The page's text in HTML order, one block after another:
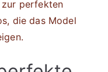
perfekten
die das Model